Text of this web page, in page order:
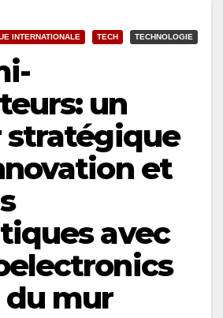
INTERNATIONALE TECH TECHNOLOGIE
un
stratégique
et
avec
mur